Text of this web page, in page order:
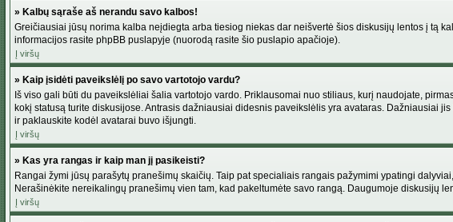
» Kalbų sąraše aš nerandu savo kalbos!
Greičiausiai jūsų norima kalba neįdiegta arba tiesiog niekas dar neišvertė šios diskusijų lentos į tą
informacijos rasite phpBB puslapyje (nuorodą rasite šio puslapio apačioje).
Į viršų
» Kaip įsidėti paveikslėlį po savo vartotojo vardu?
Iš viso gali būti du paveikslėliai šalia vartotojo vardo. Priklausomai nuo stiliaus, kurį naudojate,
kokį statusą turite diskusijose. Antrasis dažniausiai didesnis paveikslėlis yra avataras. Dažniausiai
ir paklauskite kodėl avatarai buvo išjungti.
Į viršų
» Kas yra rangas ir kaip man jį pasikeisti?
Rangai žymi jūsų parašytų pranešimų skaičių. Taip pat specialiais rangais pažymimi ypatingi
Nerašinėkite nereikalingų pranešimų vien tam, kad pakeltumėte savo rangą. Daugumoje diskusijų
Į viršų